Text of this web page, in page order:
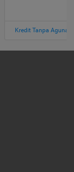
Kredit Tanpa Agunan